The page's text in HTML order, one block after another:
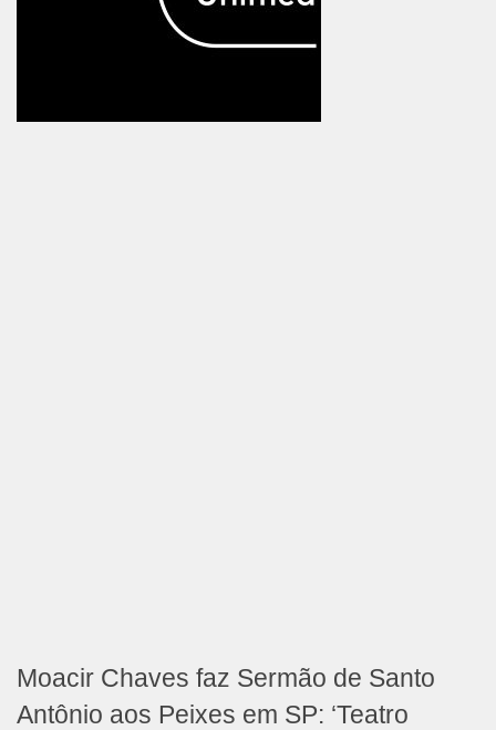
Moacir Chaves faz Sermão de Santo
Antônio aos Peixes em SP: ‘Teatro